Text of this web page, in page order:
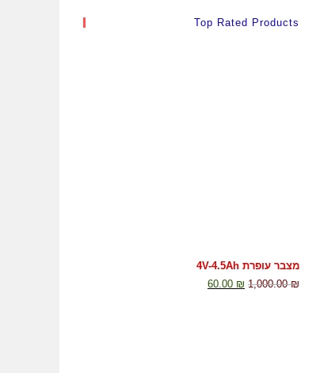
Top Rated Products
מצבר עופרת 4V-4.5Ah
1,000.00₪
60.00 ₪